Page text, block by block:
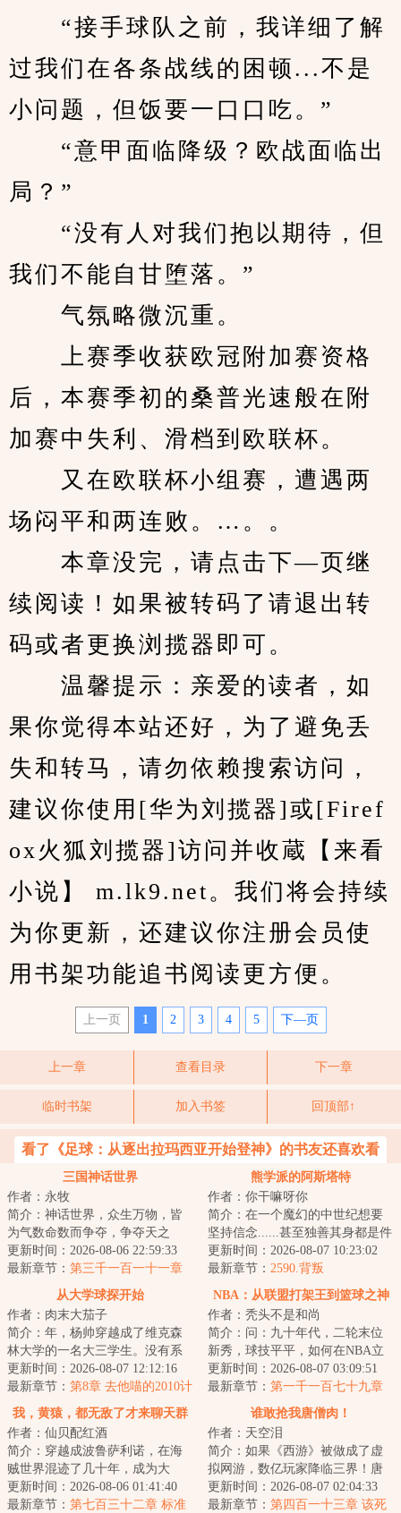
“接手球队之前，我详细了解
过我们在各条战线的困顿...不是
小问题，但饭要一口口吃。”
“意甲面临降级？欧战面临出
局？”
“没有人对我们抱以期待，但
我们不能自甘堕落。”
气氛略微沉重。
上赛季收获欧冠附加赛资格
后，本赛季初的桑普光速般在附
加赛中失利、滑档到欧联杯。
又在欧联杯小组赛，遭遇两
场闷平和两连败。…。。
本章没完，请点击下—页继
续阅读！如果被转码了请退出转
码或者更换浏揽器即可。
温馨提示：亲爱的读者，如
果你觉得本站还好，为了避免丢
失和转马，请勿依赖搜索访问，
建议你使用[华为刘揽器]或[Firef
ox火狐刘揽器]访问并收蔵【来看
小说】 m.lk9.net。我们将会持续
为你更新，还建议你注册会员使
用书架功能追书阅读更方便。
上一页 1 2 3 4 5 下—页
上一章 查看目录 下一章
临时书架 加入书签 回顶部↑
看了《足球：从逐出拉玛西亚开始登神》的书友还喜欢看
三国神话世界
作者：永牧
简介：神话世界，众生万物，皆
为气数命数而争夺，争夺天之
运，臣之运，道之运，争为人上
人，但求长生不死...
更新时间：2026-08-06 22:59:33
最新章节： 第三千一百一十一章
【迎天子还洛阳】
熊学派的阿斯塔特
作者：你干嘛呀你
简介：在一个魔幻的中世纪想要
坚持信念......甚至独善其身都是件
难事。因为这里的平民并不淳
朴，他们愚昧...
更新时间：2026-08-07 10:23:02
最新章节： 2590.背叛
从大学球探开始
作者：肉末大茄子
简介：年，杨帅穿越成了维克森
林大学的一名大三学生。没有系
统，没有天赋，他唯一比其他人
多知道的，是未...
更新时间：2026-08-07 12:12:16
最新章节： 第8章 去他喵的2010计
划！（加更求月票！）
NBA：从联盟打架王到篮球之神
作者：秃头不是和尚
简介：问：九十年代，二轮末位
新秀，球技平平，如何在NBA立
足？林天答：虽然球技平平，但
我拳头够硬，打...
更新时间：2026-08-07 03:09:51
最新章节： 第一千一百七十九章
湖人专属的冲击波式进攻潮！
我，黄猿，都无敌了才来聊天群
作者：仙贝配红酒
简介：穿越成波鲁萨利诺，在海
贼世界混迹了几十年，成为大
将，实力近乎无敌！秉承着‘抓了
一辈子海贼，就...
更新时间：2026-08-06 01:41:40
最新章节： 第七百三十二章 标准
谁敢抢我唐僧肉！
作者：天空泪
简介：如果《西游》被做成了虚
拟网游，数亿玩家降临三界！唐
僧还能取到真经吗？本游戏核心
玩法闯过的劫难...
更新时间：2026-08-07 02:04:33
最新章节： 第四百一十三章 该死